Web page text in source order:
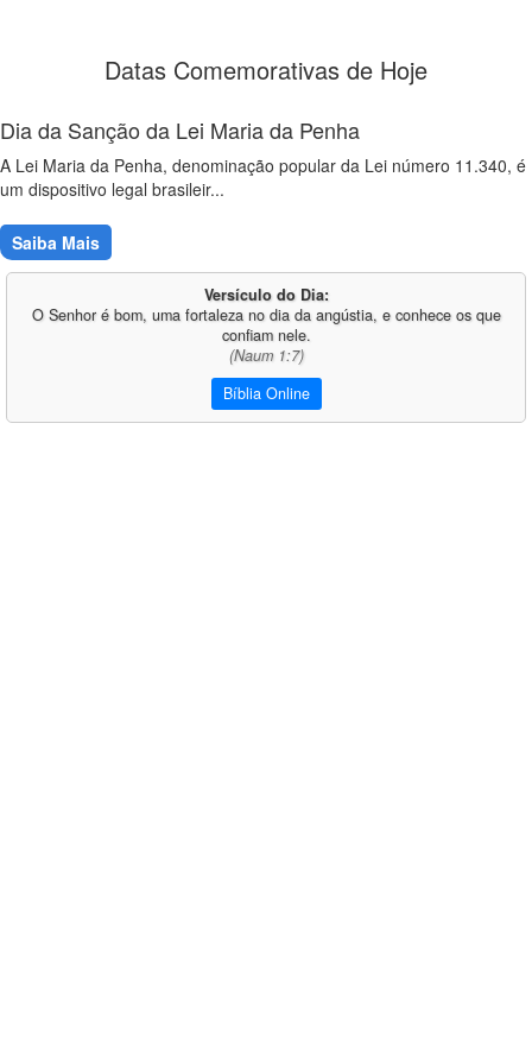
Datas Comemorativas de Hoje
Dia da Sanção da Lei Maria da Penha
A Lei Maria da Penha, denominação popular da Lei número 11.340, é
um dispositivo legal brasileir...
Saiba Mais
Versículo do Dia:
O Senhor é bom, uma fortaleza no dia da angústia, e conhece os que
confiam nele.
(Naum 1:7)
Bíblia Online